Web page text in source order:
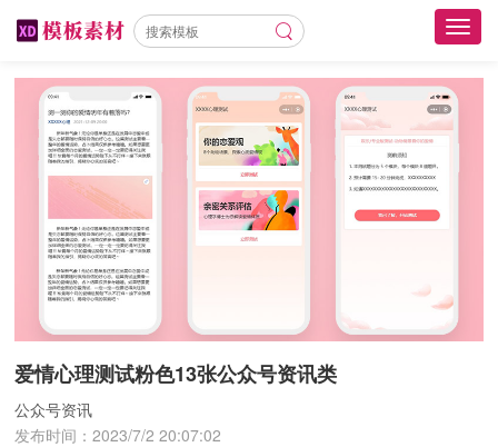
爱情心理测试粉色13张公众号资讯类
公众号资讯
发布时间：2023/7/2 20:07:02